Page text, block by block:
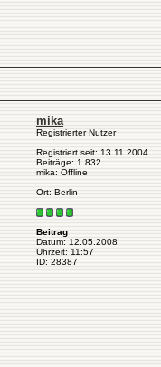
mika
Registrierter Nutzer
Registriert seit: 13.11.2004
Beiträge: 1.832
mika: Offline
Ort: Berlin
Beitrag
Datum: 12.05.2008
Uhrzeit: 11:57
ID: 28387